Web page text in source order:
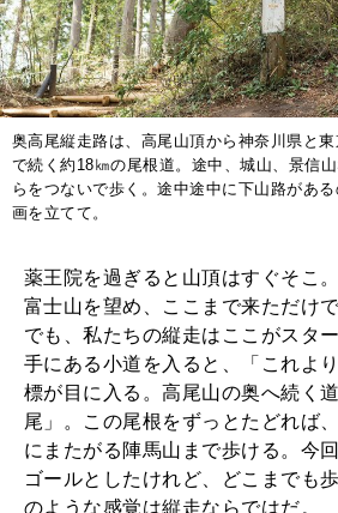
奥高尾縦走路は、高尾山頂から神奈川県と
で続く約18㎞の尾根道。途中、城山、景信
らをつないで歩く。途中途中に下山路があ
画を立てて。
薬王院を過ぎると山頂はすぐそこ
富士山を望め、ここまで来ただけ
でも、私たちの縦走はここがスタ
手にある小道を入ると、「これよ
標が目に入る。高尾山の奥へ続く
尾」。この尾根をずっとたどれば
にまたがる陣馬山まで歩ける。今
ゴールとしたけれど、どこまでも
のような感覚は縦走ならではだ。